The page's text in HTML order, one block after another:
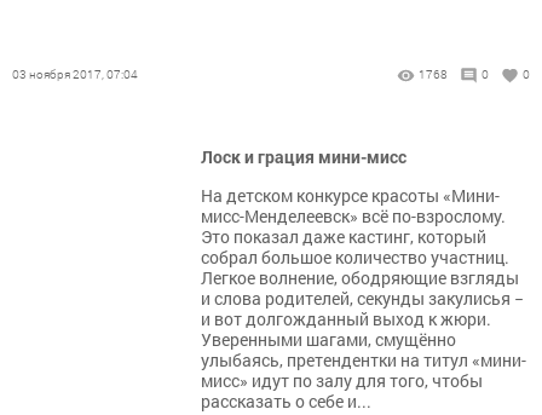
03 ноября 2017, 07:04 1768 0 0
Лоск и грация мини-мисс
На детском конкурсе красоты «Мини-
мисс-Менделеевск» всё по-взрослому.
Это показал даже кастинг, который
собрал большое количество участниц.
Легкое волнение, ободряющие взгляды
и слова родителей, секунды закулисья −
и вот долгожданный выход к жюри.
Уверенными шагами, смущённо
улыбаясь, претендентки на титул «мини-
мисс» идут по залу для того, чтобы
рассказать о себе и...